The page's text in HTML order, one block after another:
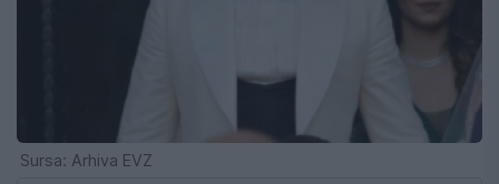
Sursa: Arhiva EVZ